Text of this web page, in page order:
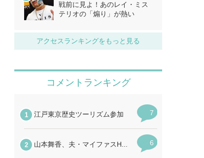
戦前に見よ！あのレイ・ミス
テリオの「煽り」が熱い
アクセスランキングをもっと見る